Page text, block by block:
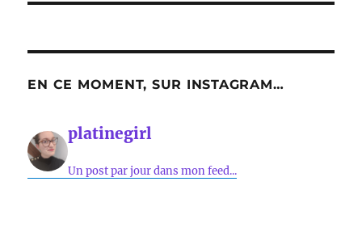
EN CE MOMENT, SUR INSTAGRAM…
platinegirl
Un post par jour dans mon feed...